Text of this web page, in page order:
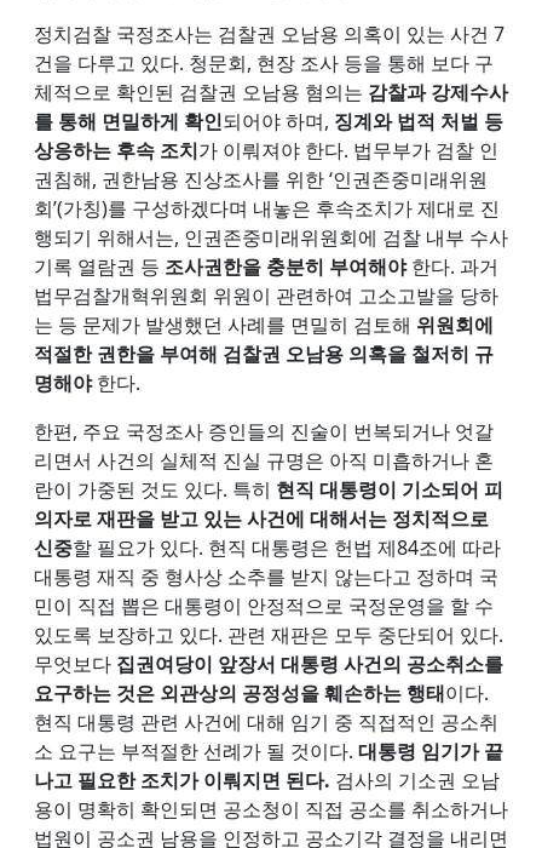
정치검찰 국정조사는 검찰권 오남용 의혹이 있는 사건 7
건을 다루고 있다. 청문회, 현장 조사 등을 통해 보다 구
체적으로 확인된 검찰권 오남용 혐의는 감찰과 강제수사
를 통해 면밀하게 확인되어야 하며, 징계와 법적 처벌 등
상응하는 후속 조치가 이뤄져야 한다. 법무부가 검찰 인
권침해, 권한남용 진상조사를 위한 ‘인권존중미래위원
회’(가칭)를 구성하겠다며 내놓은 후속조치가 제대로 진
행되기 위해서는, 인권존중미래위원회에 검찰 내부 수사
기록 열람권 등 조사권한을 충분히 부여해야한다. 과거
법무검찰개혁위원회 위원이 관련하여 고소고발을 당하
는 등 문제가 발생했던 사례를 면밀히 검토해 위원회에
적절한 권한을 부여해 검찰권 오남용 의혹을 철저히 규
명해야한다.
한편, 주요 국정조사 증인들의 진술이 번복되거나 엇갈
리면서 사건의 실체적 진실 규명은 아직 미흡하거나 혼
란이 가중된 것도 있다. 특히 현직 대통령이 기소되어 피
의자로 재판을 받고 있는 사건에 대해서는 정치적으로
신중할 필요가 있다. 현직 대통령은 헌법 제84조에 따라
대통령 재직 중 형사상 소추를 받지 않는다고 정하며 국
민이 직접 뽑은 대통령이 안정적으로 국정운영을 할 수
있도록 보장하고 있다. 관련 재판은 모두 중단되어 있다.
무엇보다 집권여당이 앞장서 대통령 사건의 공소취소를
요구하는 것은 외관상의 공정성을 훼손하는 행태이다.
현직 대통령 관련 사건에 대해 임기 중 직접적인 공소취
소 요구는 부적절한 선례가 될 것이다. 대통령 임기가 끝
나고 필요한 조치가 이뤄지면 된다. 검사의 기소권 오남
용이 명확히 확인되면 공소청이 직접 공소를 취소하거나
법원이 공소권 남용을 인정하고 공소기각 결정을 내리면